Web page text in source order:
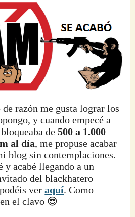
de razón me gusta lograr los
y cuando empecé a
de500 a 1.000
al día, me propuse acabar
blog sin contemplaciones.
acabé llegando a un
del blackhatero
veraquí. Como
el clavo 😎